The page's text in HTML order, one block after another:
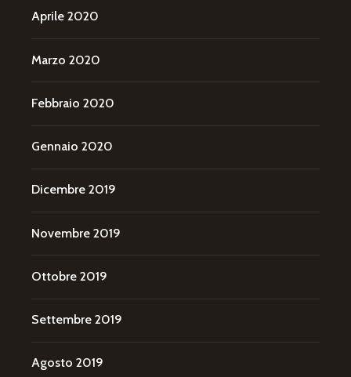
Aprile 2020
Marzo 2020
Febbraio 2020
Gennaio 2020
Dicembre 2019
Novembre 2019
Ottobre 2019
Settembre 2019
Agosto 2019